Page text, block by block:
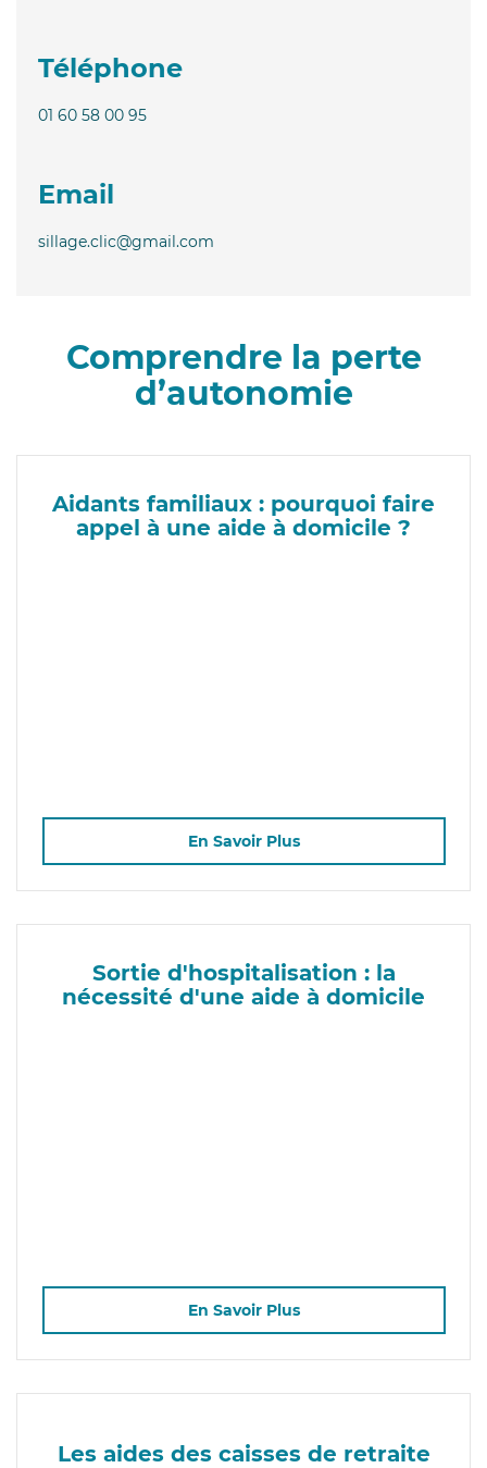
Téléphone
01 60 58 00 95
Email
sillage.clic@gmail.com
Comprendre la perte
d’autonomie
Aidants familiaux : pourquoi faire
appel à une aide à domicile ?
En Savoir Plus
Sortie d'hospitalisation : la
nécessité d'une aide à domicile
En Savoir Plus
Les aides des caisses de retraite